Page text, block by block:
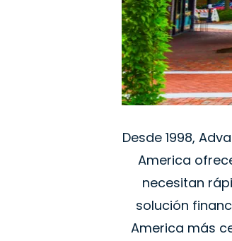
Desde 1998,
America
necesitan
solución
America más